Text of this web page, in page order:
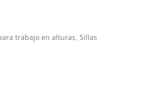
trabajo en alturas, Sillas